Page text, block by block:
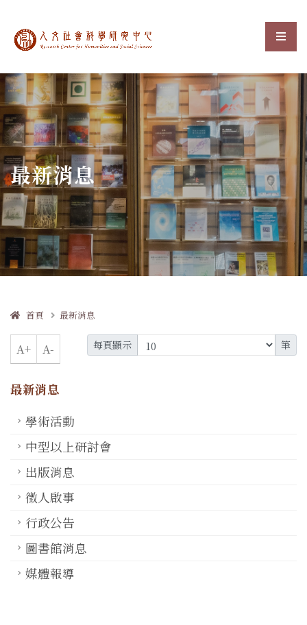
中央研究院人文社會科選
:::
最新消息
首頁 最新消息
A+ A- 每頁顯示 筆
最新消息
學術活動
中型以上研討會
出版消息
徵人啟事
行政公告
圖書館消息
媒體報導